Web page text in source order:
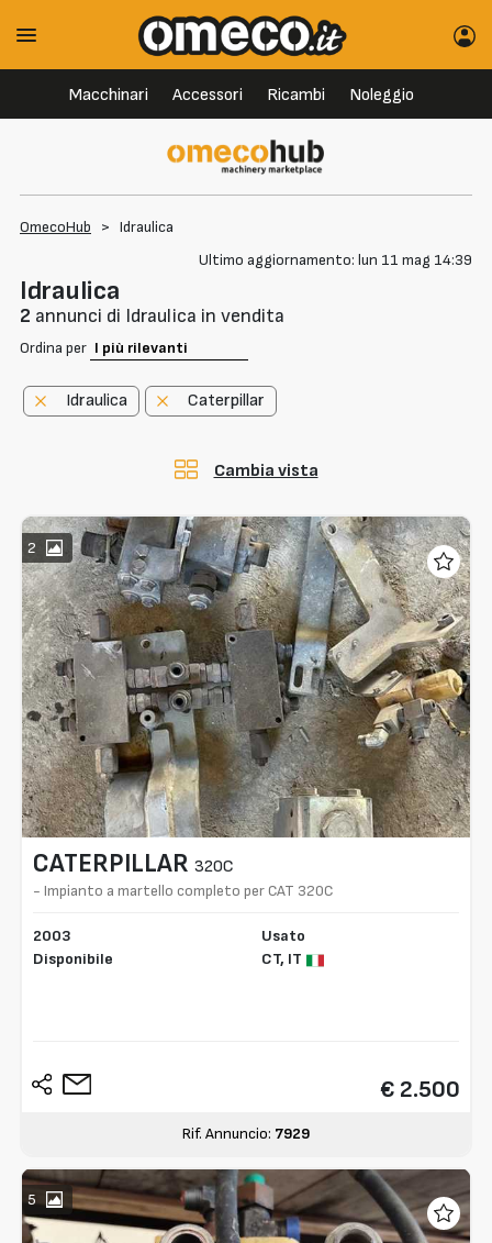
Macchinari Accessori Ricambi Noleggio
OmecoHub > Idraulica
Ultimo aggiornamento: lun 11 mag 14:39
Idraulica
2 annunci di Idraulica in vendita
Ordina per
Idraulica Caterpillar
Cambia vista
2
CATERPILLAR 320C
- Impianto a martello completo per CAT 320C
2003
Disponibile
Usato
CT, IT
€ 2.500
Rif. Annuncio: 7929
5